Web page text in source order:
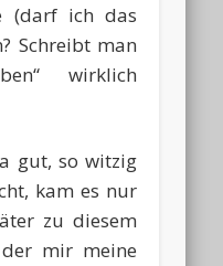
(darf ich das
Schreibt man
wirklich
gut, so witzig
kam es nur
zu diesem
mir meine